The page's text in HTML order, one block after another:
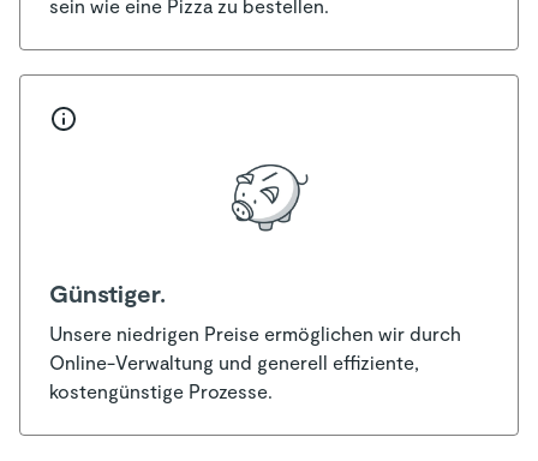
berechnetes Angebot erinnern lassen.
und können die Bearbeitung fortsetzen.
sein wie eine Pizza zu bestellen.
Günstiger.
Unsere niedrigen Preise ermöglichen wir durch
Online-Verwaltung und generell effiziente,
kostengünstige Prozesse.